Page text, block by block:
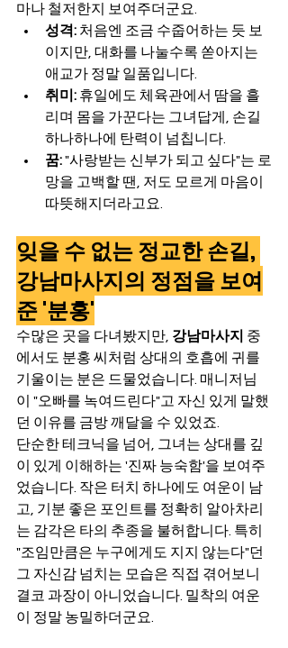
마나 철저한지 보여주더군요.
성격: 처음엔 조금 수줍어하는 듯 보
이지만, 대화를 나눌수록 쏟아지는
애교가 정말 일품입니다.
취미: 휴일에도 체육관에서 땀을 흘
리며 몸을 가꾼다는 그녀답게, 손길
하나하나에 탄력이 넘칩니다.
꿈: "사랑받는 신부가 되고 싶다"는 로
망을 고백할 땐, 저도 모르게 마음이
따뜻해지더라고요.
잊을 수 없는 정교한 손길,
강남마사지의 정점을 보여
준 '분홍'
수많은 곳을 다녀봤지만, 강남마사지 중
에서도 분홍 씨처럼 상대의 호흡에 귀를
기울이는 분은 드물었습니다. 매니저님
이 "오빠를 녹여드린다"고 자신 있게 말했
던 이유를 금방 깨달을 수 있었죠.
단순한 테크닉을 넘어, 그녀는 상대를 깊
이 있게 이해하는 '진짜 능숙함'을 보여주
었습니다. 작은 터치 하나에도 여운이 남
고, 기분 좋은 포인트를 정확히 알아차리
는 감각은 타의 추종을 불허합니다. 특히
"조임만큼은 누구에게도 지지 않는다"던
그 자신감 넘치는 모습은 직접 겪어보니
결코 과장이 아니었습니다. 밀착의 여운
이 정말 농밀하더군요.